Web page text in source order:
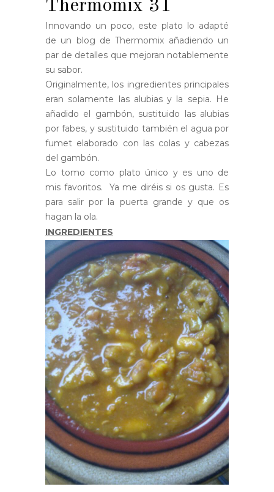
Thermomix 31
Innovando un poco, este plato lo adapté
de un blog de Thermomix añadiendo un
par de detalles que mejoran notablemente
su sabor.
Originalmente, los ingredientes principales
eran solamente las alubias y la sepia. He
añadido el gambón, sustituido las alubias
por fabes, y sustituido también el agua por
fumet elaborado con las colas y cabezas
del gambón.
Lo tomo como plato único y es uno de
mis favoritos. Ya me diréis si os gusta. Es
para salir por la puerta grande y que os
hagan la ola.
INGREDIENTES